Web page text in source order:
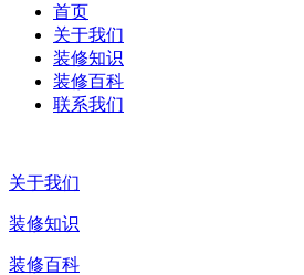
首页
关于我们
装修知识
装修百科
联系我们
关于我们
装修知识
装修百科